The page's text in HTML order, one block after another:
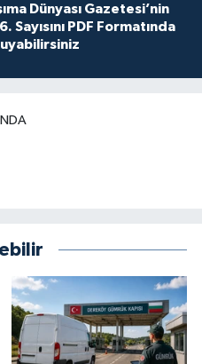
Dünyası Gazetesi’nin
Sayısını PDF Formatında